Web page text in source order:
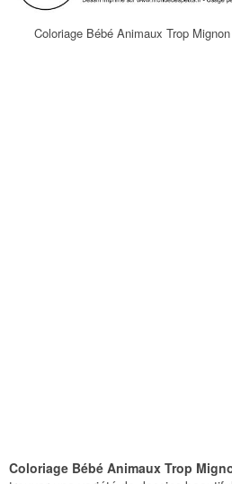
Coloriage Bébé Animaux Trop
Coloriage Bébé Animaux Trop